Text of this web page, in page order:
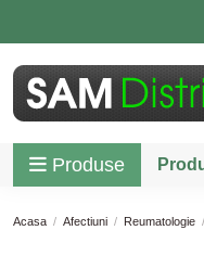
Produse
Acasa Afectiuni Reumatologie